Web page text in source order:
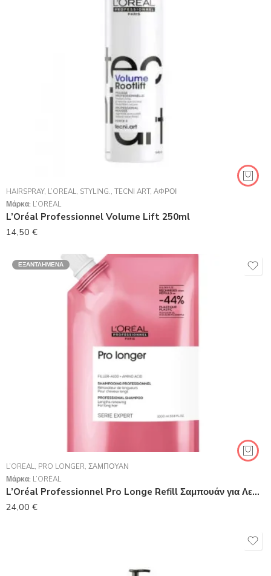
HAIRSPRAY, L’ORÉAL, STYLING., TECNI ART, ΑΦΡΟΊ
Μάρκα: L’ORÉAL
L’Oréal Professionnel Volume Lift 250ml
14,50 €
ΕΞΑΝΤΛΗΜΈΝΑ
L’ORÉAL, PRO LONGER, ΣΑΜΠΟΥΆΝ
Μάρκα: L’ORÉAL
L’Oréal Professionnel Pro Longe Refill Σαμπουάν για Λεπτά Μαλλιά 1000ml
24,00 €